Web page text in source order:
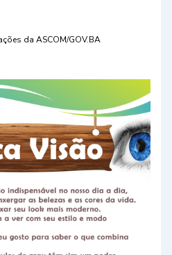
da ASCOM/GOV.BA